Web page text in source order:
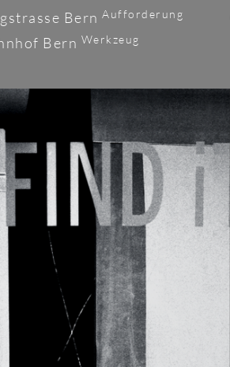
Bern Aufforderung
Bern Werkzeug